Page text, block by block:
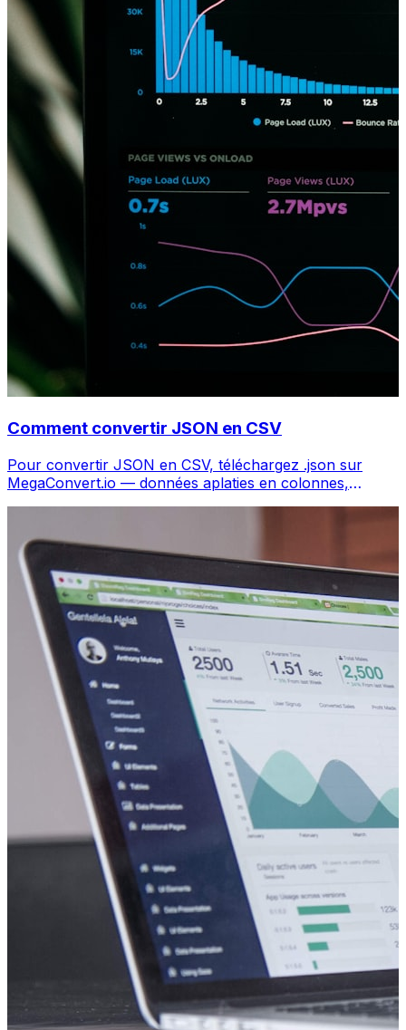
Comment convertir JSON en CSV
Pour convertir JSON en CSV, téléchargez .json sur
MegaConvert.io — données aplaties en colonnes,